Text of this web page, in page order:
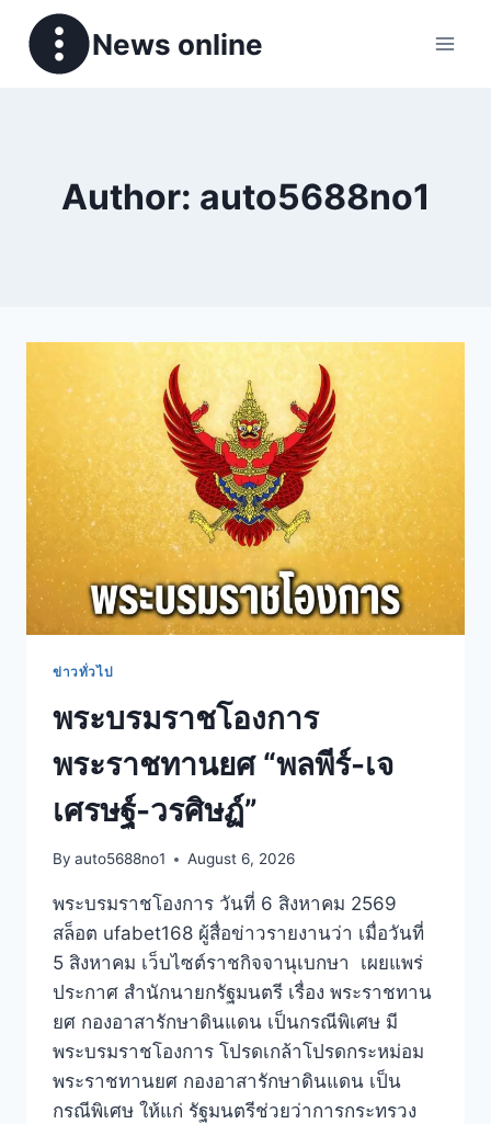
News online
Author: auto5688no1
ข่าวทั่วไป
พระบรมราชโองการ
พระราชทานยศ “พลพีร์-เจ
เศรษฐ์-วรศิษฏ์”
By auto5688no1 August 6, 2026
พระบรมราชโองการ วันที่ 6 สิงหาคม 2569
สล็อต ufabet168 ผู้สื่อข่าวรายงานว่า เมื่อวันที่
5 สิงหาคม เว็บไซต์ราชกิจจานุเบกษา เผยแพร่
ประกาศ สำนักนายกรัฐมนตรี เรื่อง พระราชทาน
ยศ กองอาสารักษาดินแดน เป็นกรณีพิเศษ มี
พระบรมราชโองการ โปรดเกล้าโปรดกระหม่อม
พระราชทานยศ กองอาสารักษาดินแดน เป็น
กรณีพิเศษ ให้แก่ รัฐมนตรีช่วยว่าการกระทรวง